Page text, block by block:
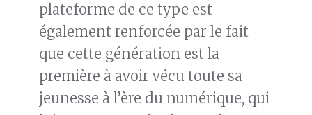
plateforme de ce type est
également renforcée par le fait
que cette génération est la
première à avoir vécu toute sa
jeunesse à l’ère du numérique, qui